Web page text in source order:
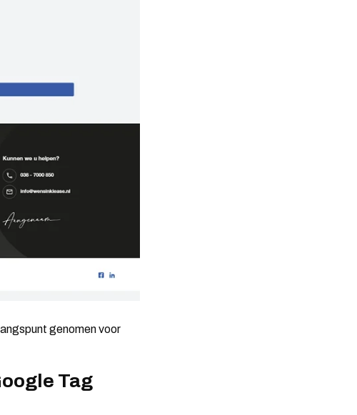
genomen voor
Tag